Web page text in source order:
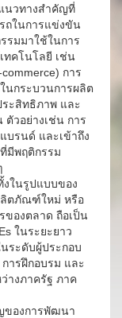
นวทางสำคัญที่
ถในการแข่งขัน
รมมาใช้ในการ
ทคโนโลยี เช่น
การ
นกระบวนการผลิต
ะสิทธิภาพ และ
วอย่างเช่น การ
บรนด์ และเข้าถึง
มีพฤติกรรม
ในรูปแบบของ
ลิตภัณฑ์ใหม่ หรือ
ของตลาด ถือเป็น
ในระยะยาว
นระดับผู้ประกอบ
ารฝึกอบรม และ
างภาครัฐ ภาค
ของการพัฒนา